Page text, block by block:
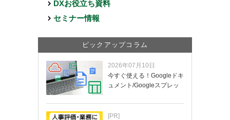
DXお役立ち資料
セミナー情報
ピックアップコラム
2026年07月10日
今すぐ使える！Googleドキ
ュメント/Googleスプレッ
[PR]